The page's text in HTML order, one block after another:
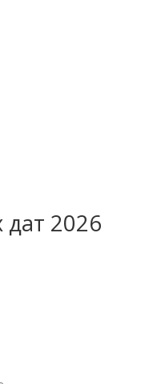
2026